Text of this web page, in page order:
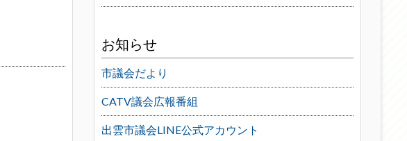
お知らせ
市議会だより
CATV議会広報番組
出雲市議会LINE公式アカウント